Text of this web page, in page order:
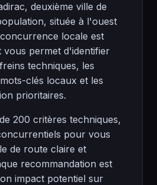
deuxième ville de
située à l'ouest
locale est
vous permet d'identifier
techniques, les
clés locaux et les
prioritaires.
200 critères techniques,
pour vous
de route claire et
recommandation est
impact potentiel sur